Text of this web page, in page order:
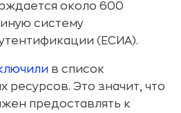
около 600
систему
(ЕСИА).
в список
ресурсов. Это значит, что
предоставлять к